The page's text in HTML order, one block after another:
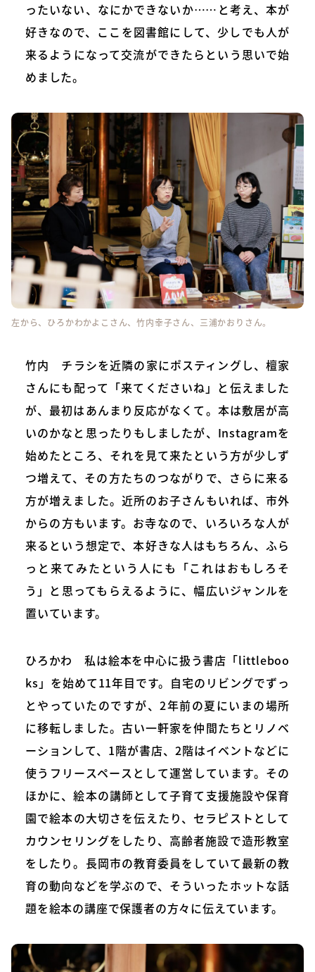
ったいない、なにかできないか……と考え、本が
好きなので、ここを図書館にして、少しでも人が
来るようになって交流ができたらという思いで始
めました。
左から、ひろかわかよこさん、竹内幸子さん、三浦かおりさん。
竹内 チラシを近隣の家にポスティングし、檀家
さんにも配って「来てくださいね」と伝えました
が、最初はあんまり反応がなくて。本は敷居が高
いのかなと思ったりもしましたが、Instagramを
始めたところ、それを見て来たという方が少しず
つ増えて、その方たちのつながりで、さらに来る
方が増えました。近所のお子さんもいれば、市外
からの方もいます。お寺なので、いろいろな人が
来るという想定で、本好きな人はもちろん、ふら
っと来てみたという人にも「これはおもしろそ
う」と思ってもらえるように、幅広いジャンルを
置いています。
ひろかわ 私は絵本を中心に扱う書店「littleboo
ks」を始めて11年目です。自宅のリビングでずっ
とやっていたのですが、2年前の夏にいまの場所
に移転しました。古い一軒家を仲間たちとリノベ
ーションして、1階が書店、2階はイベントなどに
使うフリースペースとして運営しています。その
ほかに、絵本の講師として子育て支援施設や保育
園で絵本の大切さを伝えたり、セラピストとして
カウンセリングをしたり、高齢者施設で造形教室
をしたり。長岡市の教育委員をしていて最新の教
育の動向などを学ぶので、そういったホットな話
題を絵本の講座で保護者の方々に伝えています。